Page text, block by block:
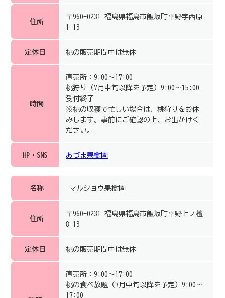
住所
〒960-0231 福島県福島市飯坂町平野字西原
1-13
定休日 桃の販売期間中は無休
時間
直売所：9:00～17:00
桃狩り（7月中旬以降を予定）9:00～15:00
受付終了
※桃の収穫で忙しい場合は、桃狩りをお休
みします。事前にご確認の上、お出かけく
ださい。
HP・SNS あづま果樹園
名称 マルショウ果樹園
住所
〒960-0231 福島県福島市飯坂町平野上ノ檀
8-13
定休日 桃の販売期間中は無休
直売所：9:00～17:00
桃の食べ放題（7月中旬以降を予定）9:00～
17:00